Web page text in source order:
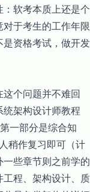
软考本质上还是个
于考生的工作年限
资格考试，做开发
个问题并不难回
架构设计师教程
一部分是综合知
稍作复习即可（计
些章节则之前学的
程、架构设计、质